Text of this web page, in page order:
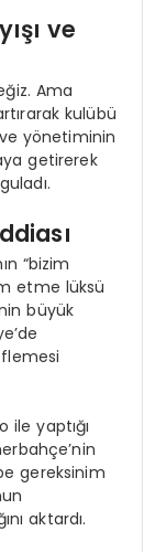
ve
Ama
kulübü
yönetiminin
getirerek
“bizim
etme lüksü
büyük
ile yaptığı
gereksinim
aktardı.